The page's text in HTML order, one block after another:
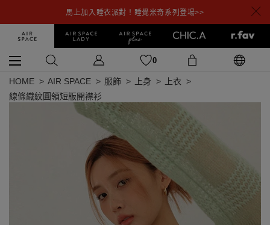
馬上加入睡衣派對！睡覺米奇系列登場>>
0
HOME AIR SPACE 服飾 上身
上衣
線條織紋圓領短版開襟衫